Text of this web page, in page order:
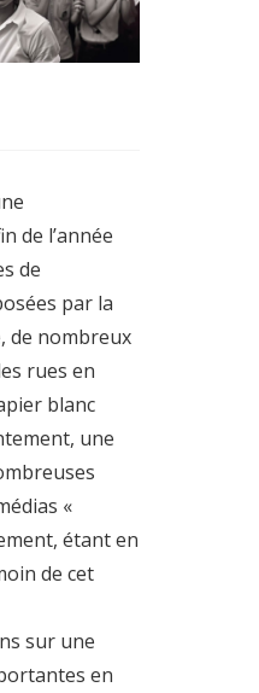
de l’année
de
par la
de nombreux
rues en
blanc
une
«
étant en
de cet
sur une
en